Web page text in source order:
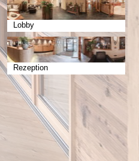
Lobby
Rezeption